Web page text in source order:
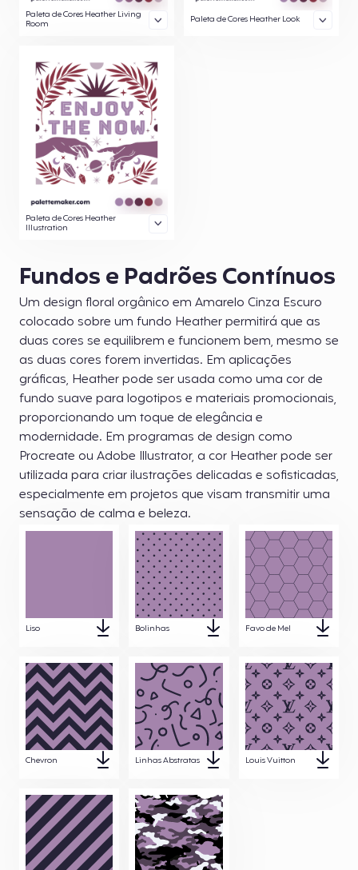
Paleta de Cores Heather Living
Room
Paleta de Cores Heather Look
Paleta de Cores Heather
Illustration
Fundos e Padrões Contínuos
Um design floral orgânico em Amarelo Cinza Escuro
colocado sobre um fundo Heather permitirá que as
duas cores se equilibrem e funcionem bem, mesmo se
as duas cores forem invertidas. Em aplicações
gráficas, Heather pode ser usada como uma cor de
fundo suave para logotipos e materiais promocionais,
proporcionando um toque de elegância e
modernidade. Em programas de design como
Procreate ou Adobe Illustrator, a cor Heather pode ser
utilizada para criar ilustrações delicadas e sofisticadas,
especialmente em projetos que visam transmitir uma
sensação de calma e beleza.
Liso Bolinhas Favo de Mel
Chevron Linhas Abstratas Louis Vuitton